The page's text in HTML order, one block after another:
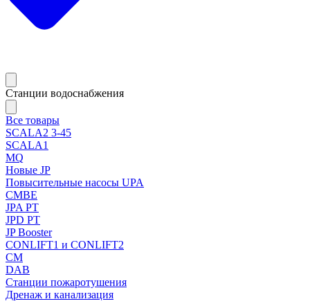
Станции водоснабжения
Все товары
SCALA2 3-45
SCALA1
MQ
Новые JP
Повысительные насосы UPA
CMBE
JPA PT
JPD PT
JP Booster
CONLIFT1 и CONLIFT2
CM
DAB
Станции пожаротушения
Дренаж и канализация